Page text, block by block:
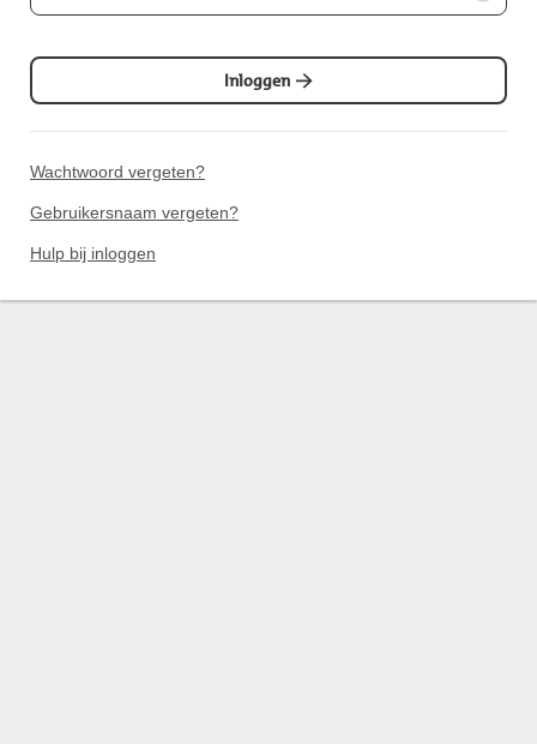
Inloggen
Wachtwoord vergeten?
Gebruikersnaam vergeten?
Hulp bij inloggen